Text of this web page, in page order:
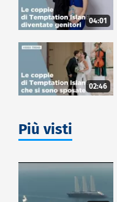
04:01
02:46
Più visti